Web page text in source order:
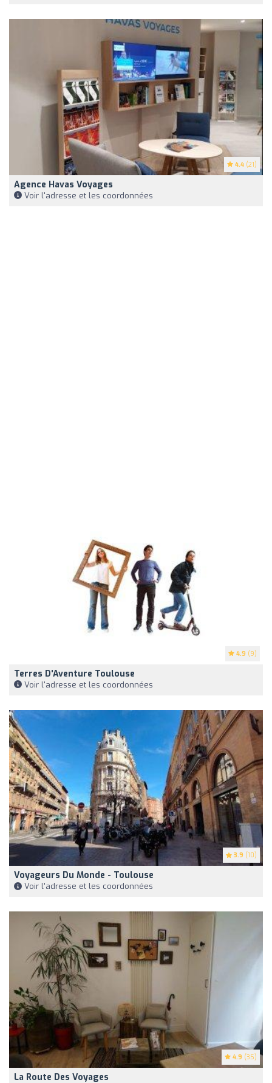
4.4 (21)
Agence Havas Voyages
Voir l'adresse et les coordonnées
4.9 (9)
Terres D'Aventure Toulouse
Voir l'adresse et les coordonnées
3.9 (10)
Voyageurs Du Monde - Toulouse
Voir l'adresse et les coordonnées
4.9 (35)
La Route Des Voyages